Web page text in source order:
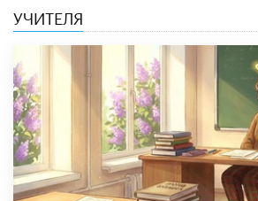
УЧИТЕЛЯ